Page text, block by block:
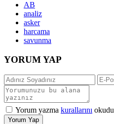
AB
analiz
asker
harcama
savunma
YORUM YAP
Yorum yazma kurallarını
Yorum Yap